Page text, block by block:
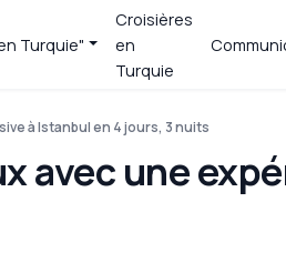
Turquie"
Croisières
en
Turquie
à Istanbul en 4 jours, 3 nuits
avec une